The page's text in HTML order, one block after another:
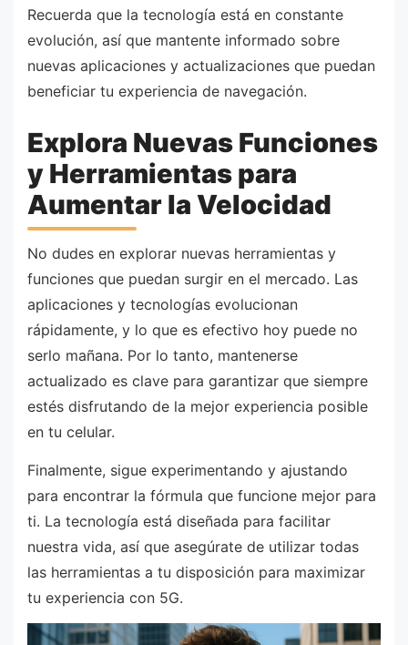
Recuerda que la tecnología está en constante
evolución, así que mantente informado sobre
nuevas aplicaciones y actualizaciones que puedan
beneficiar tu experiencia de navegación.
Explora Nuevas Funciones
y Herramientas para
Aumentar la Velocidad
No dudes en explorar nuevas herramientas y
funciones que puedan surgir en el mercado. Las
aplicaciones y tecnologías evolucionan
rápidamente, y lo que es efectivo hoy puede no
serlo mañana. Por lo tanto, mantenerse
actualizado es clave para garantizar que siempre
estés disfrutando de la mejor experiencia posible
en tu celular.
Finalmente, sigue experimentando y ajustando
para encontrar la fórmula que funcione mejor para
ti. La tecnología está diseñada para facilitar
nuestra vida, así que asegúrate de utilizar todas
las herramientas a tu disposición para maximizar
tu experiencia con 5G.